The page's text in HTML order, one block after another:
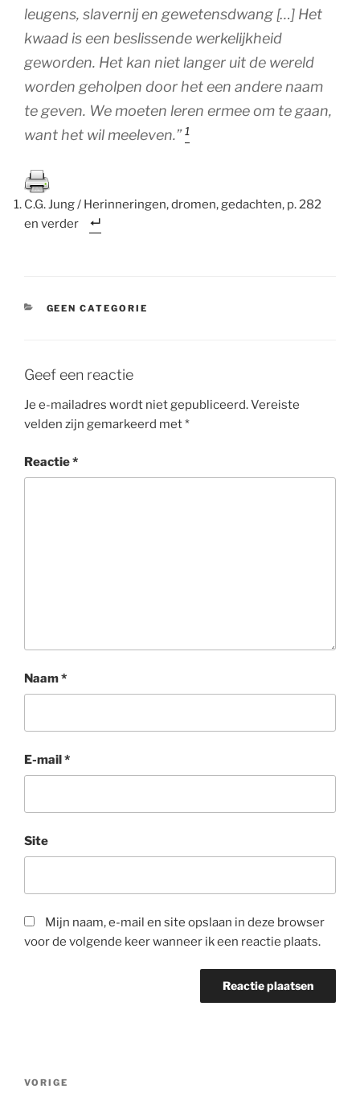
leugens, slavernij en gewetensdwang […] Het
kwaad is een beslissende werkelijkheid
geworden. Het kan niet langer uit de wereld
worden geholpen door het een andere naam
te geven. We moeten leren ermee om te gaan,
want het wil meeleven.” 1
C.G. Jung / Herinneringen, dromen, gedachten, p. 282
en verder
CATEGORIEËN
GEEN CATEGORIE
Geef een reactie
Je e-mailadres wordt niet gepubliceerd.Vereiste
velden zijn gemarkeerd met*
Reactie*
Naam*
E-mail*
Site
Mijn naam, e-mail en site opslaan in deze browser
voor de volgende keer wanneer ik een reactie plaats.
Bericht
Vorig
VORIGE